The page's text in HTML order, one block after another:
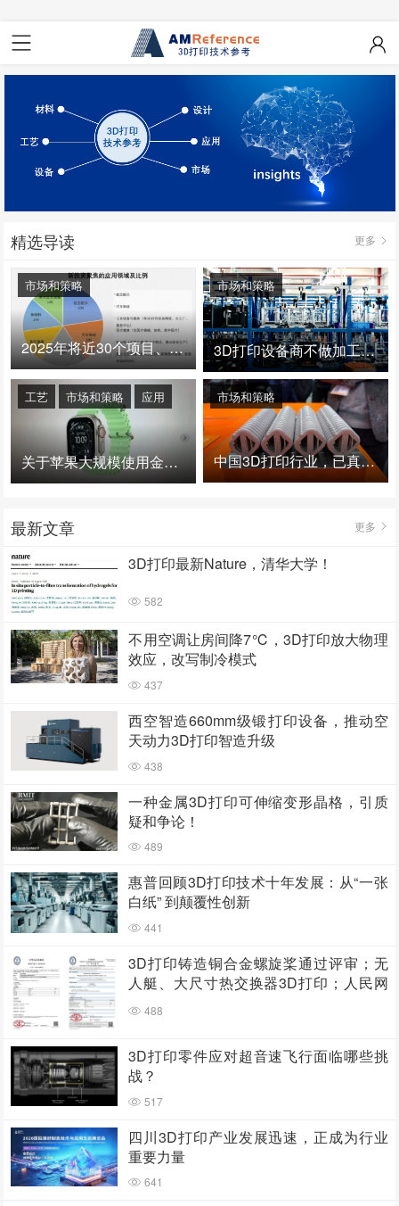
精选导读 更多
2025年将近30个项目、150亿投资：3D打印真的迎来爆发拐点了吗
市场和策略
3D打印设备商不做加工服务，就成了旁观者！
市场和策略
关于苹果大规模使用金属3D打印的思考
工艺 市场和策略 应用
中国3D打印行业，已真正进入爆发时代！
市场和策略
最新文章 更多
3D打印最新Nature，清华大学！
582
不用空调让房间降7℃，3D打印放大物理
效应，改写制冷模式
437
西空智造660mm级锻打印设备，推动空
天动力3D打印智造升级
438
一种金属3D打印可伸缩变形晶格，引质
疑和争论！
489
惠普回顾3D打印技术十年发展：从“一张
白纸” 到颠覆性创新
441
3D打印铸造铜合金螺旋桨通过评审；无
人艇、大尺寸热交换器3D打印；人民网
报道两家3D打印企业
488
3D打印零件应对超音速飞行面临哪些挑
战？
517
四川3D打印产业发展迅速，正成为行业
重要力量
641